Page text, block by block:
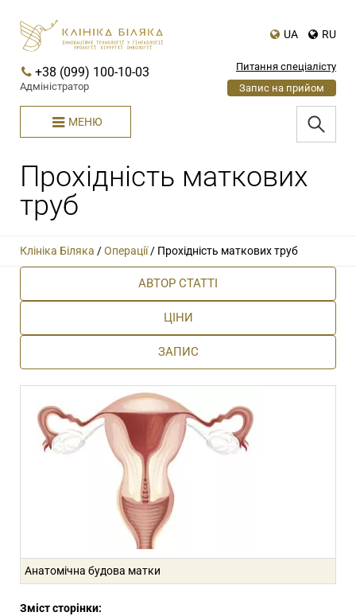
UA RU
+38 (099) 100-10-03
Адміністратор
Питання спеціалісту
Запис на прийом
МЕНЮ
Прохідність маткових
труб
Клініка Біляка /Операції/ Прохідність маткових труб
АВТОР СТАТТІ
ЦІНИ
ЗАПИС
Анатомічна будова матки
Зміст сторінки: